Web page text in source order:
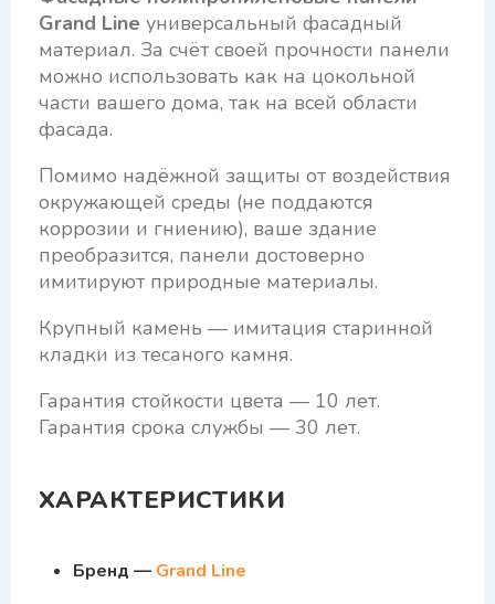
Grand Line универсальный фасадный
материал. За счёт своей прочности панели
можно использовать как на цокольной
части вашего дома, так на всей области
фасада.
Помимо надёжной защиты от воздействия
окружающей среды (не поддаются
коррозии и гниению), ваше здание
преобразится, панели достоверно
имитируют природные материалы.
Крупный камень — имитация старинной
кладки из тесаного камня.
Гарантия стойкости цвета — 10 лет.
Гарантия срока службы — 30 лет.
ХАРАКТЕРИСТИКИ
Бренд — Grand Line